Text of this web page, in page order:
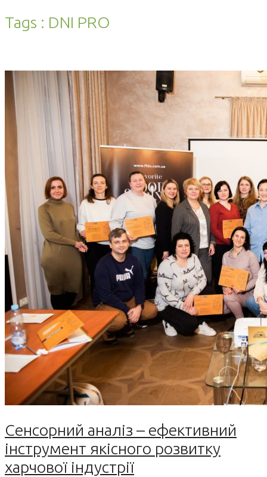
Tags : DNI PRO
Сенсорний аналіз – ефективний
інструмент якісного розвитку
харчової індустрії